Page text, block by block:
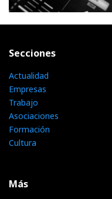
Secciones
Actualidad
Empresas
Trabajo
Asociaciones
Formación
Cultura
Más